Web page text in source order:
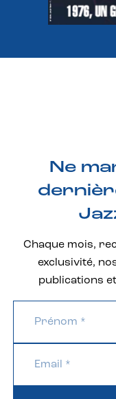
Ne
Chaque mois,
exclusivité,
publications